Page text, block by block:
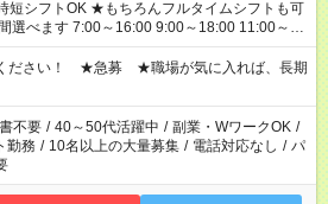
ろんフルタイムシフトも可
選べます 7:00～16:00 9:00～18:00 11:00～
し！ ※Wワークの場合、他のお仕事と合わせ
はご案内できません ※法令に基づき、週20時
保険への加入対象となります ※労働者派遣法
則禁止）により、短時間・短期間の就業はご
があります
ださい！ ★急募 ★職場が気に入れば、長期
不要 / 40～50代活躍中 / 副業・WワークOK /
勤務 / 10名以上の大量募集 / 電話対応なし / パ